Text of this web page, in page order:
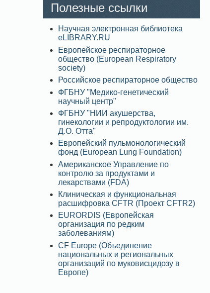
Полезные ссылки
Научная электронная библиотека
eLIBRARY.RU
Европейское респираторное
общество (European Respiratory
society)
Российское респираторное общество
ФГБНУ "Медико-генетический
научный центр"
ФГБНУ "НИИ акушерства,
гинекологии и репродуктологии им.
Д.О. Отта"
Европейский пульмонологический
фонд (European Lung Foundation)
Американское Управление по
контролю за продуктами и
лекарствами (FDA)
Клиническая и функциональная
расшифровка CFTR (Проект CFTR2)
EURORDIS (Европейская
организация по редким
заболеваниям)
CF Europe (Объединение
национальных и региональных
организаций по муковисцидозу в
Европе)